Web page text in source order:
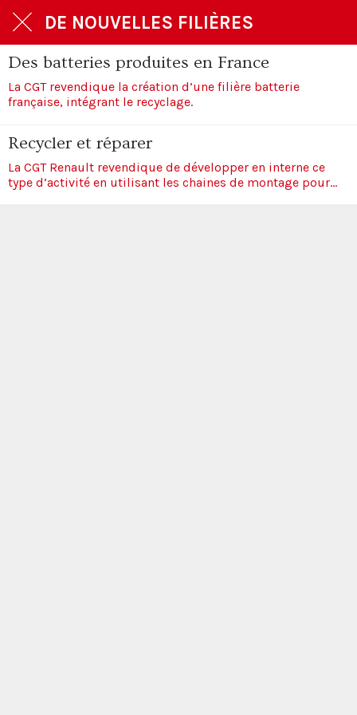
DE NOUVELLES FILIÈRES
Des batteries produites en France
La CGT revendique la création d’une filière batterie
française, intégrant le recyclage.
Recycler et réparer
La CGT Renault revendique de développer en interne ce
type d’activité en utilisant les chaines de montage pour